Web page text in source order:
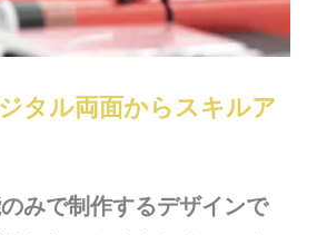
タル両面からスキルア
みで制作するデザインで